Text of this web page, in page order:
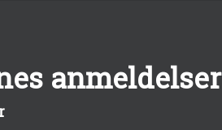
anmeldelser